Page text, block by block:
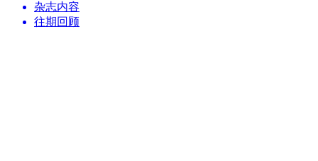
杂志内容
往期回顾